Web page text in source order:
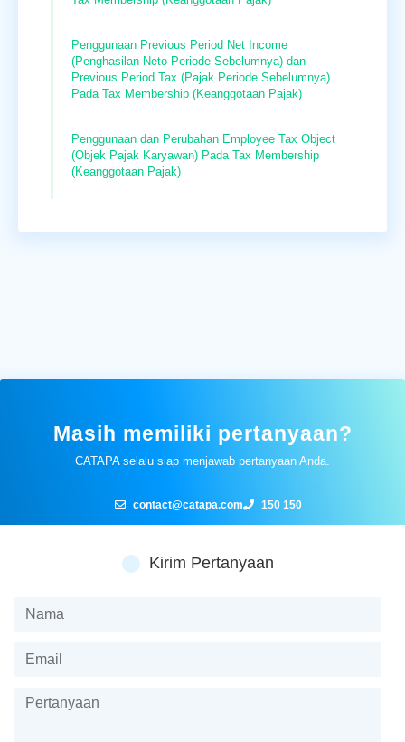
Penggunaan Previous Period Net Income
(Penghasilan Neto Periode Sebelumnya) dan
Previous Period Tax (Pajak Periode Sebelumnya)
Pada Tax Membership (Keanggotaan Pajak)
Penggunaan dan Perubahan Employee Tax Object
(Objek Pajak Karyawan) Pada Tax Membership
(Keanggotaan Pajak)
Masih memiliki pertanyaan?
CATAPA selalu siap menjawab pertanyaan Anda.
contact@catapa.com 150 150
Kirim Pertanyaan